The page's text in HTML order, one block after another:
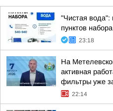
"Чистая вода":
пунктов
23:18
На
активная
фильтры уже
22:14